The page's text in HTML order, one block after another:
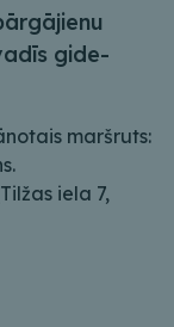
gide-
maršruts:
iela 7,